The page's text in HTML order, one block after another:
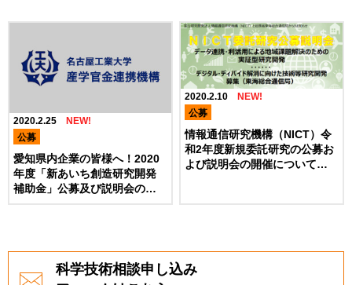
2020.2.25
公募
愛知県内企業の皆様へ！2020
年度「新あいち創造研究開発
補助金」公募及び説明会の開
2020.2.10
公募
情報通信研究機構（NICT）令
和2年度新規委託研究の公募お
よび説明会の開催について
科学技術相談申し込み